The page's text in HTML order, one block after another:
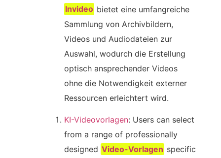
Invideo bietet eine umfangreiche
Sammlung von Archivbildern,
Videos und Audiodateien zur
Auswahl, wodurch die Erstellung
optisch ansprechender Videos
ohne die Notwendigkeit externer
Ressourcen erleichtert wird.
KI-Videovorlagen: Users can select
from a range of professionally
designed Video-Vorlagen specific